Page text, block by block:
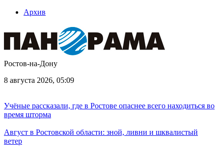
Архив
Ростов-на-Дону
8 августа 2026, 05:09
Учёные рассказали, где в Ростове опаснее всего находиться во
время шторма
Август в Ростовской области: зной, ливни и шквалистый
ветер